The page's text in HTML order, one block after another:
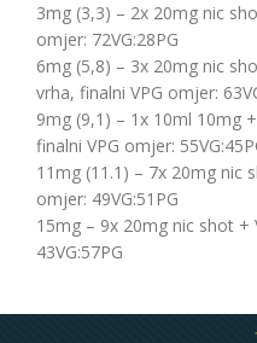
3mg (3,3) – 2x 20mg nic
omjer: 72VG:28PG
6mg (5,8) – 3x 20mg nic
vrha, finalni VPG omjer:
9mg (9,1) – 1x 10ml 10mg
finalni VPG omjer:
11mg (11.1) – 7x 20mg nic
omjer: 49VG:51PG
15mg – 9x 20mg nic shot +
43VG:57PG